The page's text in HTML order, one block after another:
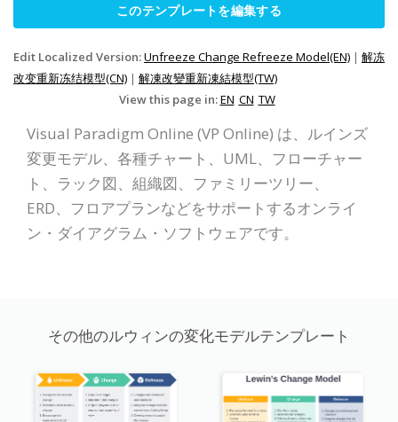
このテンプレートを編集する
Edit Localized Version:Unfreeze Change Refreeze Model(EN) | 解冻
改变重新冻结模型(CN) | 解凍改變重新凍結模型(TW)
View this page in:EN CN TW
Visual Paradigm Online (VP Online) は、ルインズ
変更モデル、各種チャート、UML、フローチャー
ト、ラック図、組織図、ファミリーツリー、
ERD、フロアプランなどをサポートするオンライ
ン・ダイアグラム・ソフトウェアです。
その他のルウィンの変化モデルテンプレート